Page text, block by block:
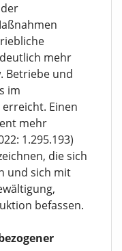
mehr
Betriebe und
im
Einen
mehr
1.295.193)
die sich
und sich mit
befassen.